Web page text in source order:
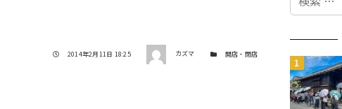
投稿日
2014年2月11日 18:25 著者 カズマ カテゴリー開店・閉店